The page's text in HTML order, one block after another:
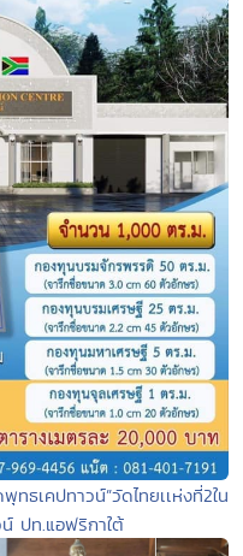
ธเคปทาวน์”วัดไทยเเห่งที่2ใน
ปท.แอฟริกาใต้